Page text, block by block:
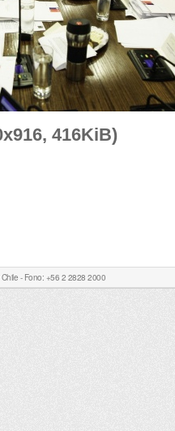
416KiB)
- Fono: +56 2 2828 2000